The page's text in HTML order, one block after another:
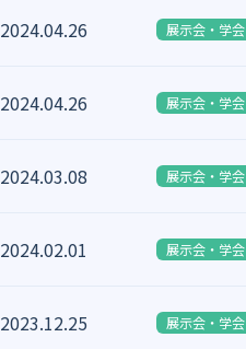
2024.04.26 展示会・学会
2024.04.26 展示会・学会
2024.03.08 展示会・学会
2024.02.01 展示会・学会
2023.12.25 展示会・学会